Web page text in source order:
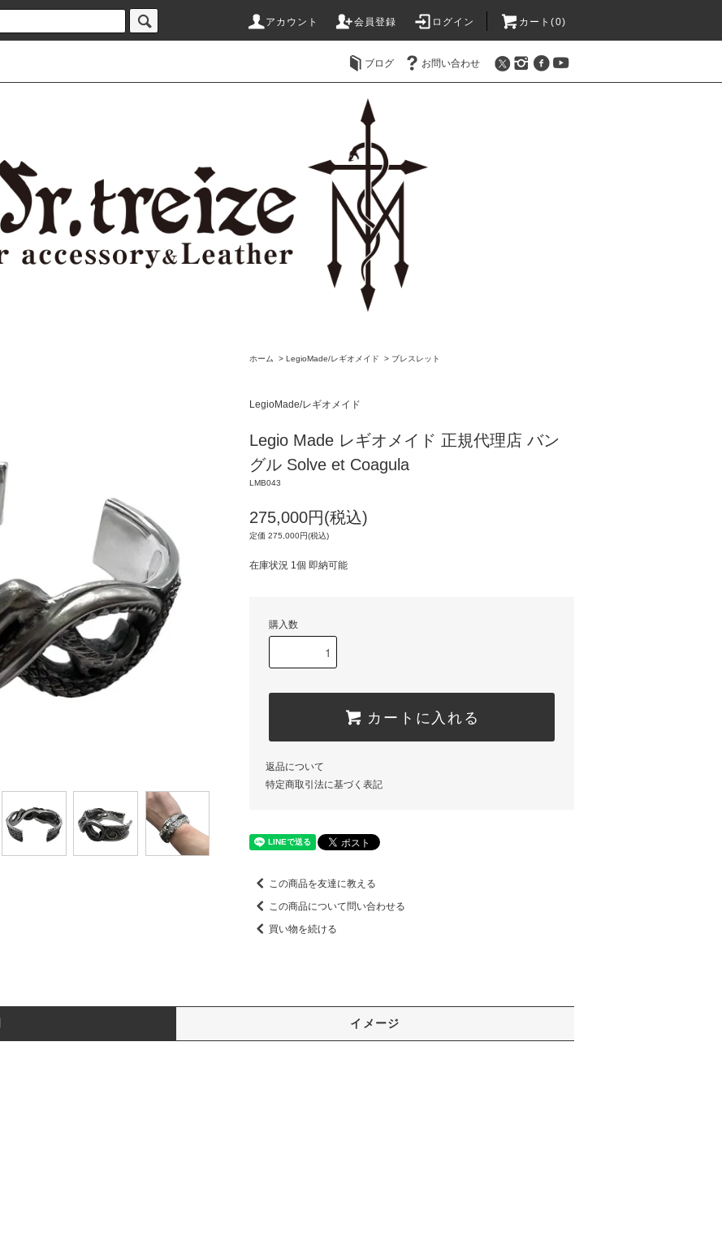
アカウント 会員登録 ログイン カート(0)
ブログ お問い合わせ
ホーム > LegioMade/レギオメイド > ブレスレット
LegioMade/レギオメイド
Legio Made レギオメイド 正規代理店 バン
グル Solve et Coagula
LMB043
275,000円(税込)
定価 275,000円(税込)
在庫状況 1個 即納可能
購入数
カートに入れる
返品について
特定商取引法に基づく表記
この商品を友達に教える
この商品について問い合わせる
買い物を続ける
イメージ